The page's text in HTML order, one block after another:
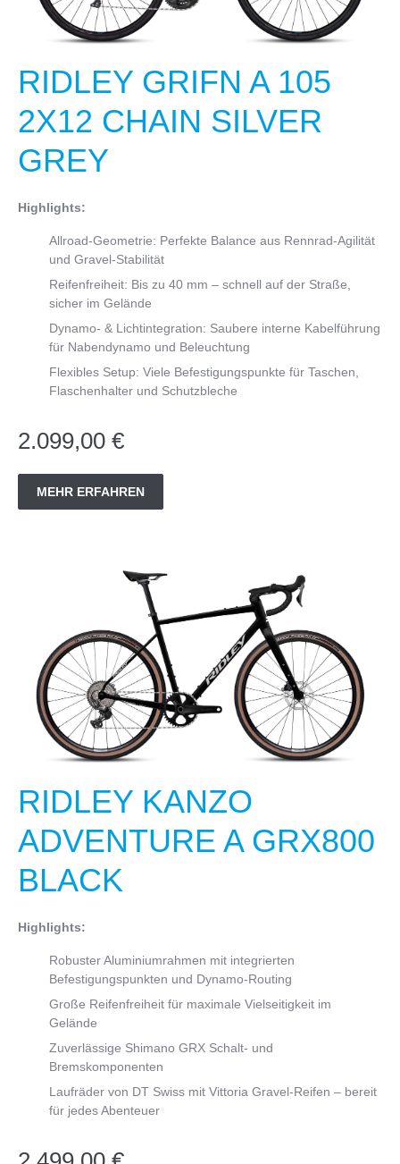
RIDLEY GRIFN A 105
2X12 CHAIN SILVER
GREY
Highlights:
Allroad-Geometrie: Perfekte Balance aus Rennrad-Agilität
und Gravel-Stabilität
Reifenfreiheit: Bis zu 40 mm – schnell auf der Straße,
sicher im Gelände
Dynamo- & Lichtintegration: Saubere interne Kabelführung
für Nabendynamo und Beleuchtung
Flexibles Setup: Viele Befestigungspunkte für Taschen,
Flaschenhalter und Schutzbleche
2.099,00 €
MEHR ERFAHREN
RIDLEY KANZO
ADVENTURE A GRX800
BLACK
Highlights:
Robuster Aluminiumrahmen mit integrierten
Befestigungspunkten und Dynamo-Routing
Große Reifenfreiheit für maximale Vielseitigkeit im
Gelände
Zuverlässige Shimano GRX Schalt- und
Bremskomponenten
Laufräder von DT Swiss mit Vittoria Gravel-Reifen – bereit
für jedes Abenteuer